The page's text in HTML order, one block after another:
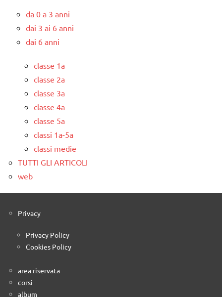
da 0 a 3 anni
dai 3 ai 6 anni
dai 6 anni
classe 1a
classe 2a
classe 3a
classe 4a
classe 5a
classi 1a-5a
classi medie
TUTTI GLI ARTICOLI
web
Privacy
Privacy Policy
Cookies Policy
area riservata
corsi
album